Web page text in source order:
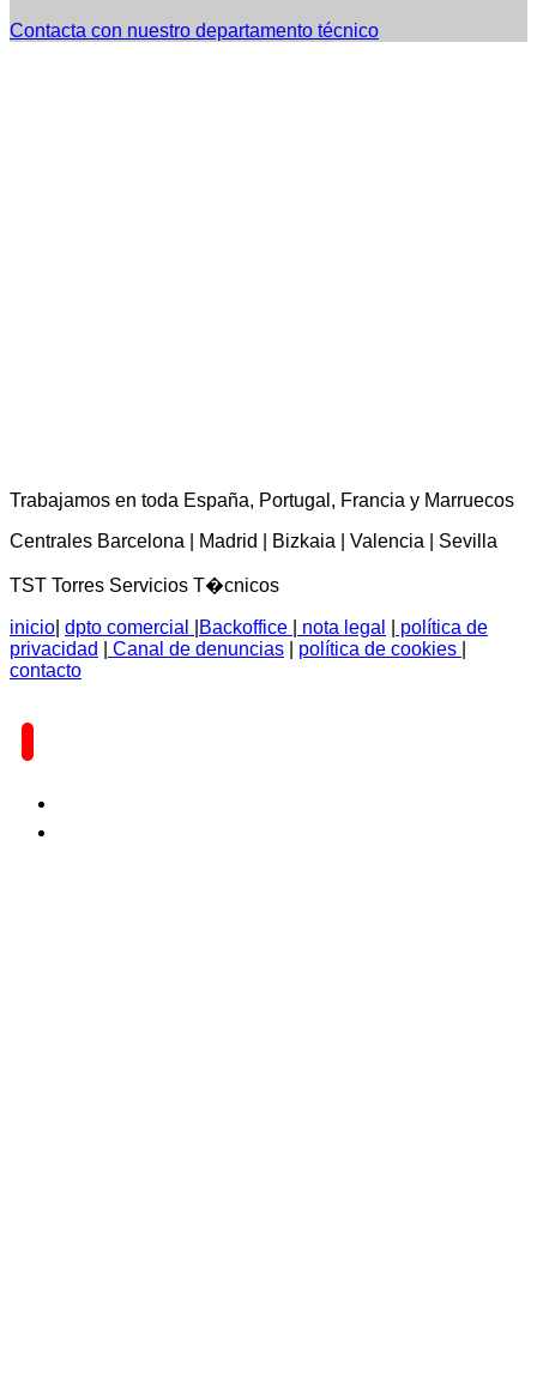
Contacta con nuestro departamento técnico
Trabajamos en toda España, Portugal, Francia y Marruecos
Centrales Barcelona | Madrid | Bizkaia | Valencia | Sevilla
TST Torres Servicios T�cnicos
inicio dpto comercial Backoffice nota legal
política de
privacidad
Canal de denuncias política de cookies
contacto